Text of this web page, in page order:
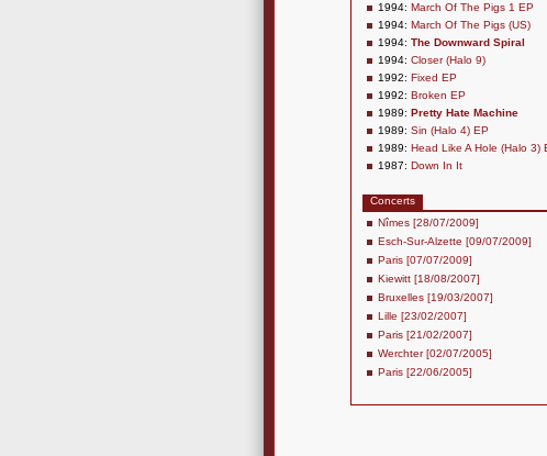
1994: March Of The Pigs 1 EP
1994: March Of The Pigs (US)
1994: The Downward Spiral
1994: Closer (Halo 9)
1992: Fixed EP
1992: Broken EP
1989: Pretty Hate Machine
1989: Sin (Halo 4) EP
1989: Head Like A Hole (Halo 3)
1987: Down In It
Concerts
Nîmes [28/07/2009]
Esch-Sur-Alzette [09/07/2009]
Paris [07/07/2009]
Kiewitt [18/08/2007]
Bruxelles [19/03/2007]
Lille [23/02/2007]
Paris [21/02/2007]
Werchter [02/07/2005]
Paris [22/06/2005]